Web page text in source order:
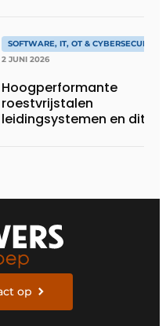
SOFTWARE, IT, OT & CYBERSECURITY
2 JUNI 2026
Hoogperformante
roestvrijstalen
leidingsystemen en dito
op